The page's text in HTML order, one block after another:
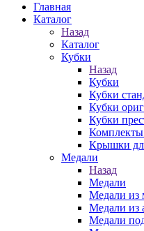
Главная
Каталог
Назад
Каталог
Кубки
Назад
Кубки
Кубки
Кубки
Кубки
Комплекты
Крышки
Медали
Назад
Медали
Медали из
Медали из
Медали